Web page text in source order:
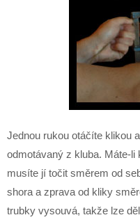
Jednou rukou otáčíte klikou
odmotávaný z kluba. Máte-li
musíte jí točit směrem od
shora a zprava od kliky
trubky vysouvá, takže lze